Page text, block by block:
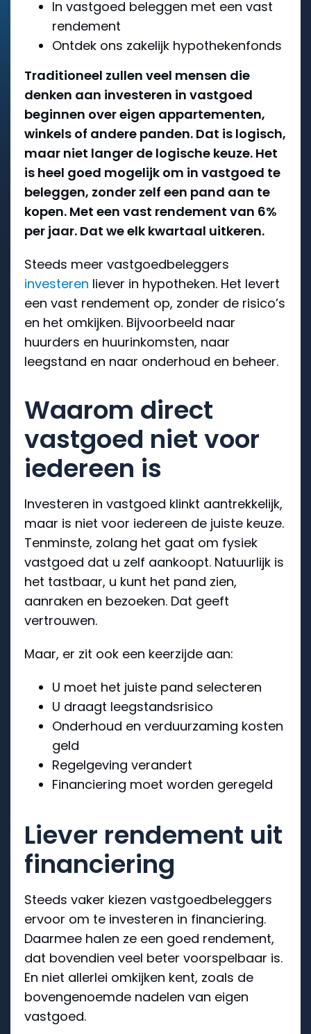
In vastgoed beleggen met een vast
rendement
Ontdek ons zakelijk hypothekenfonds
Traditioneel zullen veel mensen die
denken aan investeren in vastgoed
beginnen over eigen appartementen,
winkels of andere panden. Dat is logisch,
maar niet langer de logische keuze. Het
is heel goed mogelijk om in vastgoed te
beleggen, zonder zelf een pand aan te
kopen. Met een vast rendement van 6%
per jaar. Dat we elk kwartaal uitkeren.
Steeds meer vastgoedbeleggers
investeren liever in hypotheken. Het levert
een vast rendement op, zonder de risico’s
en het omkijken. Bijvoorbeeld naar
huurders en huurinkomsten, naar
leegstand en naar onderhoud en beheer.
Waarom direct
vastgoed niet voor
iedereen is
Investeren in vastgoed klinkt aantrekkelijk,
maar is niet voor iedereen de juiste keuze.
Tenminste, zolang het gaat om fysiek
vastgoed dat u zelf aankoopt. Natuurlijk is
het tastbaar, u kunt het pand zien,
aanraken en bezoeken. Dat geeft
vertrouwen.
Maar, er zit ook een keerzijde aan:
U moet het juiste pand selecteren
U draagt leegstandsrisico
Onderhoud en verduurzaming kosten
geld
Regelgeving verandert
Financiering moet worden geregeld
Liever rendement uit
financiering
Steeds vaker kiezen vastgoedbeleggers
ervoor om te investeren in financiering.
Daarmee halen ze een goed rendement,
dat bovendien veel beter voorspelbaar is.
En niet allerlei omkijken kent, zoals de
bovengenoemde nadelen van eigen
vastgoed.